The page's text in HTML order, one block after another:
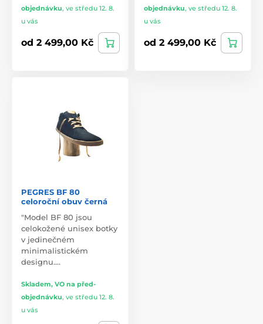
objednávku, ve středu 12. 8.
u vás
od 2 499,00 Kč
objednávku, ve středu 12. 8.
u vás
od 2 499,00 Kč
PEGRES BF 80
celoroční obuv černá
"Model BF 80 jsou
celokožené unisex botky
v jedinečném
minimalistickém
designu.…
Skladem, VO na před-
objednávku, ve středu 12. 8.
u vás